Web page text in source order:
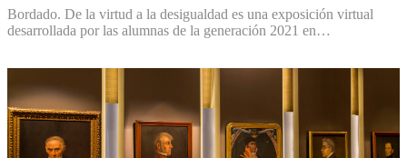
Bordado. De la virtud a la desigualdad es una exposición virtual
desarrollada por las alumnas de la generación 2021 en…